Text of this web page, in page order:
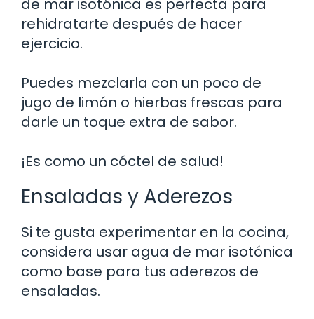
de mar isotónica es perfecta para
rehidratarte después de hacer
ejercicio.
Puedes mezclarla con un poco de
jugo de limón o hierbas frescas para
darle un toque extra de sabor.
¡Es como un cóctel de salud!
Ensaladas y Aderezos
Si te gusta experimentar en la cocina,
considera usar agua de mar isotónica
como base para tus aderezos de
ensaladas.